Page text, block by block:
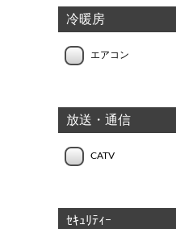
冷暖房
エアコン
放送・通信
CATV
ｾｷｭﾘﾃｨｰ